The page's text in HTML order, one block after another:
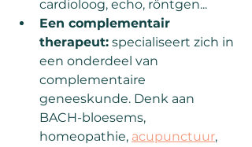
cardioloog, echo, röntgen...
Een complementair
therapeut: specialiseert zich in
een onderdeel van
complementaire
geneeskunde. Denk aan
BACH-bloesems,
homeopathie, acupunctuur,